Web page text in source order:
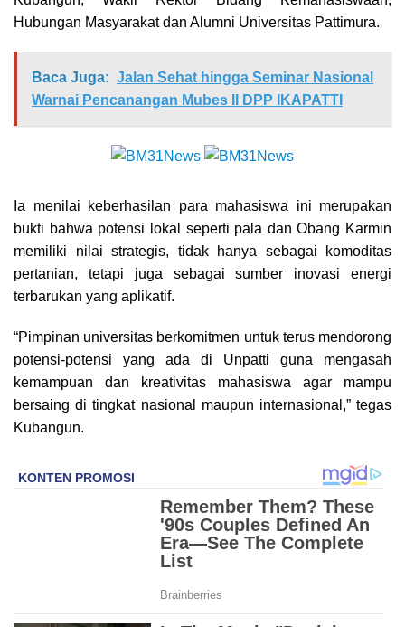
Hubungan Masyarakat dan Alumni Universitas Pattimura.
Baca Juga: Jalan Sehat hingga Seminar Nasional
Warnai Pencanangan Mubes II DPP IKAPATTI
Ia menilai keberhasilan para mahasiswa ini merupakan
bukti bahwa potensi lokal seperti pala dan Obang Karmin
memiliki nilai strategis, tidak hanya sebagai komoditas
pertanian, tetapi juga sebagai sumber inovasi energi
terbarukan yang aplikatif.
“Pimpinan universitas berkomitmen untuk terus mendorong
potensi-potensi yang ada di Unpatti guna mengasah
kemampuan dan kreativitas mahasiswa agar mampu
bersaing di tingkat nasional maupun internasional,” tegas
Kubangun.